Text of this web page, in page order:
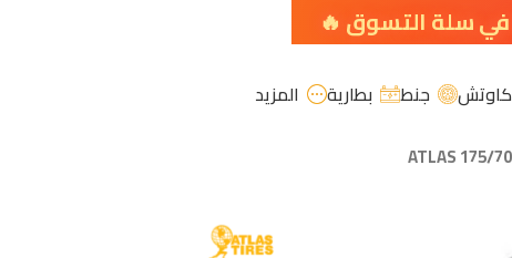
كاوتش جنط بطارية المزيد